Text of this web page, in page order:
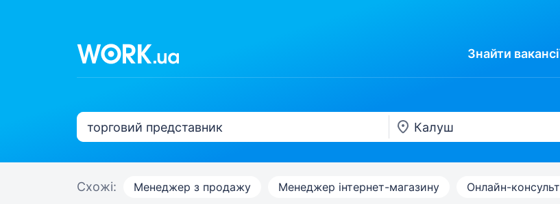
Знайти
Схожі: Менеджер з продажу Менеджер інтернет-магазину Онлайн-